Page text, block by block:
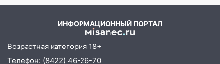
ИНФОРМАЦИОННЫЙ ПОРТАЛ
Возрастная категория 18+
Телефон: (8422) 46-26-70